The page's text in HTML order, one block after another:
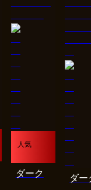
人気
ダーク ダー